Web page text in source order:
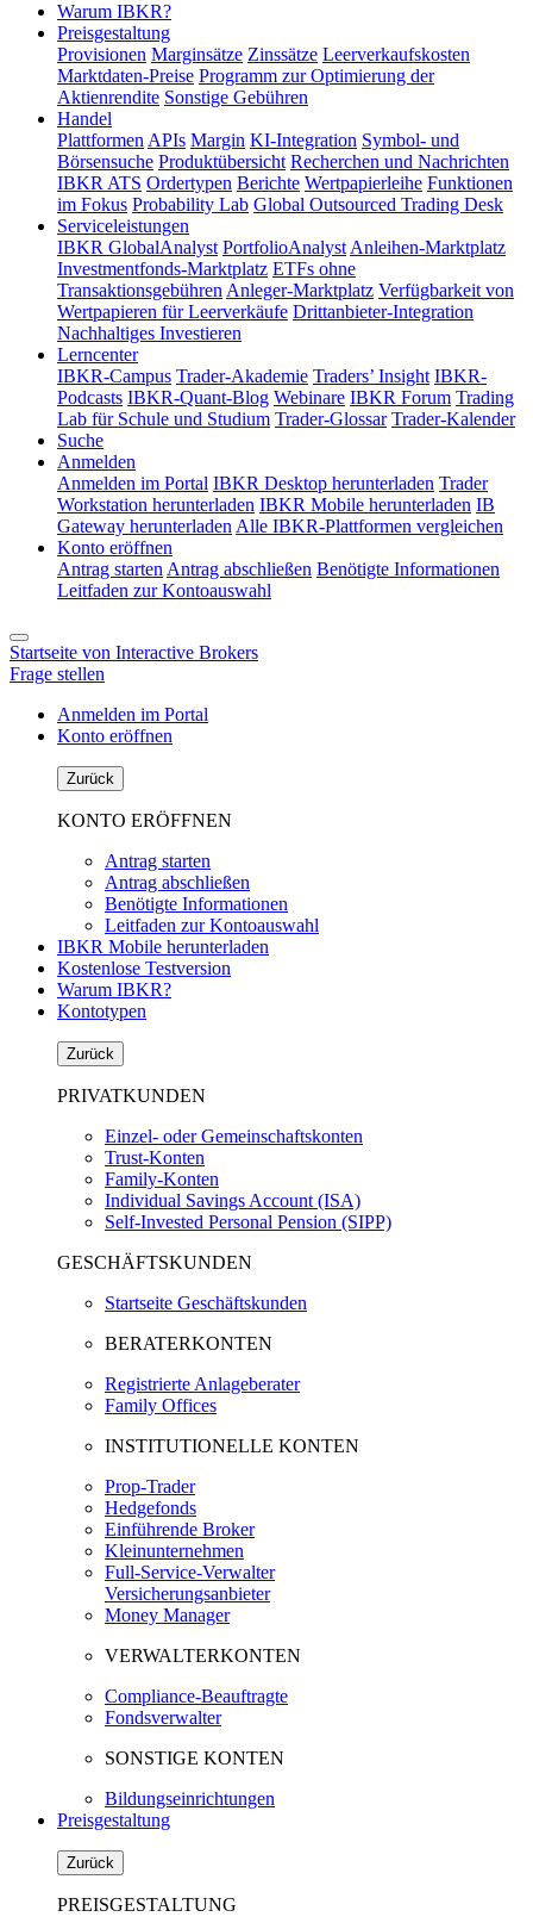
Warum IBKR?
Preisgestaltung
Provisionen Marginsätze Zinssätze Leerverkaufskosten
Marktdaten-Preise Programm zur Optimierung der
Aktienrendite Sonstige Gebühren
Handel
Plattformen APIs Margin KI-Integration Symbol- und
Börsensuche Produktübersicht Recherchen und Nachrichten
IBKR ATS Ordertypen Berichte Wertpapierleihe Funktionen
im Fokus Probability Lab Global Outsourced Trading Desk
Serviceleistungen
IBKR GlobalAnalyst PortfolioAnalyst Anleihen-Marktplatz
Investmentfonds-Marktplatz ETFs ohne
Transaktionsgebühren Anleger-Marktplatz Verfügbarkeit von
Wertpapieren für Leerverkäufe Drittanbieter-Integration
Nachhaltiges Investieren
Lerncenter
IBKR-Campus Trader-Akademie Traders’ Insight IBKR-
Podcasts IBKR-Quant-Blog Webinare IBKR Forum Trading
Lab für Schule und Studium Trader-Glossar Trader-Kalender
Suche
Anmelden
Anmelden im Portal IBKR Desktop herunterladen Trader
Workstation herunterladen IBKR Mobile herunterladen IB
Gateway herunterladen Alle IBKR-Plattformen vergleichen
Konto eröffnen
Antrag starten Antrag abschließen Benötigte Informationen
Leitfaden zur Kontoauswahl
Startseite von Interactive Brokers
Frage stellen
Anmelden im Portal
Konto eröffnen
Zurück
KONTO ERÖFFNEN
Antrag starten
Antrag abschließen
Benötigte Informationen
Leitfaden zur Kontoauswahl
IBKR Mobile herunterladen
Kostenlose Testversion
Warum IBKR?
Kontotypen
Zurück
PRIVATKUNDEN
Einzel- oder Gemeinschaftskonten
Trust-Konten
Family-Konten
Individual Savings Account (ISA)
Self-Invested Personal Pension (SIPP)
GESCHÄFTSKUNDEN
Startseite Geschäftskunden
BERATERKONTEN
Registrierte Anlageberater
Family Offices
INSTITUTIONELLE KONTEN
Prop-Trader
Hedgefonds
Einführende Broker
Kleinunternehmen
Full-Service-Verwalter
Versicherungsanbieter
Money Manager
VERWALTERKONTEN
Compliance-Beauftragte
Fondsverwalter
SONSTIGE KONTEN
Bildungseinrichtungen
Preisgestaltung
Zurück
PREISGESTALTUNG